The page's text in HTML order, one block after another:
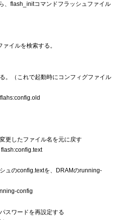
、flash_initコマンドフラッシュファイル
イルを検索する。
。（これで起動時にコンフィグファイル
更したファイル名を元に戻す
ュのconfig.textを、DRAMのrunning-
config
スワードを再設定する